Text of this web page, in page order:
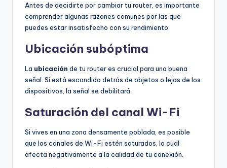
Antes de decidirte por cambiar tu router, es importante
comprender algunas razones comunes por las que
puedes estar insatisfecho con su rendimiento.
Ubicación subóptima
La ubicación de tu router es crucial para una buena
señal. Si está escondido detrás de objetos o lejos de los
dispositivos, la señal se debilitará.
Saturación del canal Wi-Fi
Si vives en una zona densamente poblada, es posible
que los canales de Wi-Fi estén saturados, lo cual
afecta negativamente a la calidad de tu conexión.